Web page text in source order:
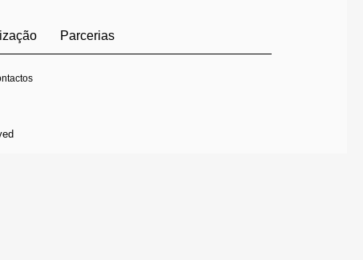
Parcerias